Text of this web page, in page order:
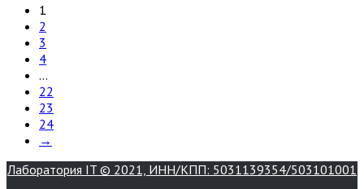
1
2
3
4
…
22
23
24
→
Лаборатория IT © 2021, ИНН/КПП: 5031139354/503101001